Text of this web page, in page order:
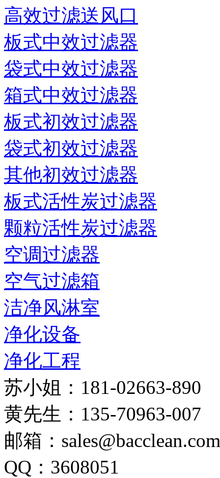
高效过滤送风口
板式中效过滤器
袋式中效过滤器
箱式中效过滤器
板式初效过滤器
袋式初效过滤器
其他初效过滤器
板式活性炭过滤器
颗粒活性炭过滤器
空调过滤器
空气过滤箱
洁净风淋室
净化设备
净化工程
苏小姐：181-02663-890
黄先生：135-70963-007
邮箱：sales@bacclean.com
QQ：3608051